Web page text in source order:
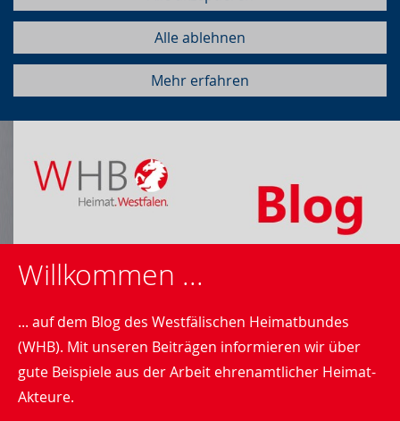
Alle ablehnen
Mehr erfahren
Willkommen ...
... auf dem Blog des Westfälischen Heimatbundes
(WHB). Mit unseren Beiträgen informieren wir über
gute Beispiele aus der Arbeit ehrenamtlicher Heimat-
Akteure.